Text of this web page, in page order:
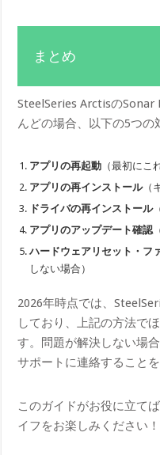
まとめ
SteelSeries ArctisのSonar
んどの場合、以下の5つの
アプリの再起動 （最初にこ
アプリの再インストール（
ドライバの再インストール
アプリのアップデート確認
ハードウェアリセット・フ
しない場合）
2026年時点では、
しており、上記の方法で
す。問題が解決しない場
サポートに連絡することを
このガイドがお役に立て
イフをお楽しみください！